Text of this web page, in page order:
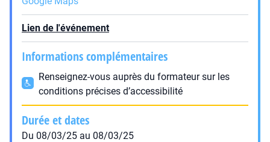
Lien de l'événement
Informations complémentaires
Renseignez-vous auprès du formateur sur les
conditions précises d’accessibilité
Durée et dates
Du 08/03/25 au 08/03/25